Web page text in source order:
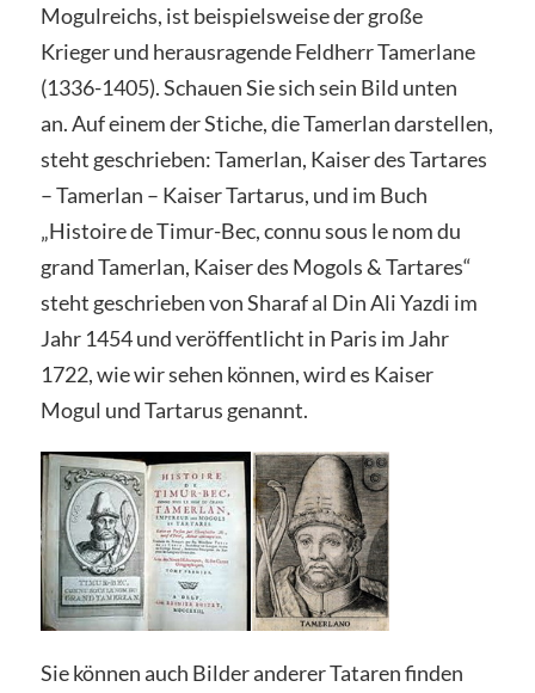
Mogulreichs, ist beispielsweise der große
Krieger und herausragende Feldherr Tamerlane
(1336-1405). Schauen Sie sich sein Bild unten
an. Auf einem der Stiche, die Tamerlan darstellen,
steht geschrieben: Tamerlan, Kaiser des Tartares
– Tamerlan – Kaiser Tartarus, und im Buch
„Histoire de Timur-Bec, connu sous le nom du
grand Tamerlan, Kaiser des Mogols & Tartares“
steht geschrieben von Sharaf al Din Ali Yazdi im
Jahr 1454 und veröffentlicht in Paris im Jahr
1722, wie wir sehen können, wird es Kaiser
Mogul und Tartarus genannt.
Sie können auch Bilder anderer Tataren finden